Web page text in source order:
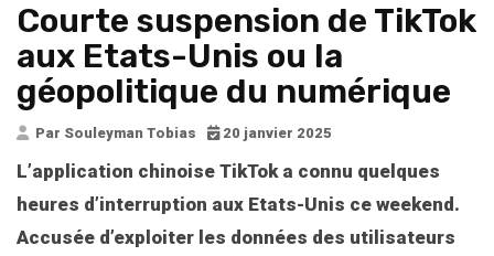
Courte suspension de TikTok
aux Etats-Unis ou la
géopolitique du numérique
Par Souleyman Tobias 20 janvier 2025
L’application chinoise TikTok a connu quelques
heures d’interruption aux Etats-Unis ce weekend.
Accusée d’exploiter les données des utilisateurs